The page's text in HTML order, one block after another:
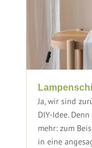
Ja, wir sind
DIY-Idee.
mehr: zum
in eine